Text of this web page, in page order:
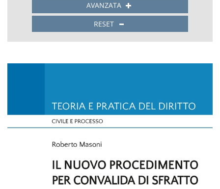
AVANZATA
RESET